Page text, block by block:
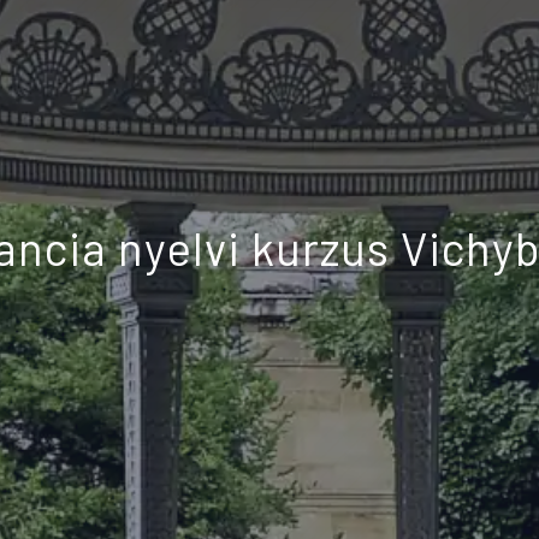
nyelvi kurzus